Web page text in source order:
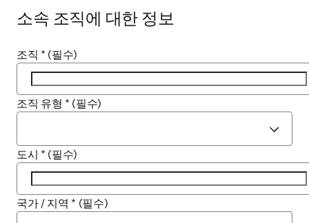
소속 조직에 대한 정보
조직 * (필수)
조직 유형 * (필수)
도시 * (필수)
국가 / 지역 * (필수)